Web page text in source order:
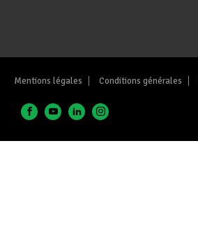
Mentions légales Conditions générales